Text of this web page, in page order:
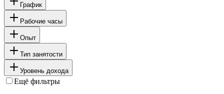
График
Рабочие часы
Опыт
Тип занятости
Уровень дохода
Ещё фильтры